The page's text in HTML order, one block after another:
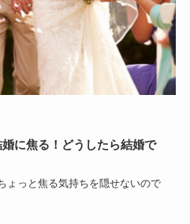
に焦る！どうしたら結婚で
ょっと焦る気持ちを隠せないので
れば一生独身なのでは…